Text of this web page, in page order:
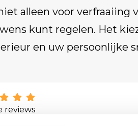
alleen voor
kunt regelen. Het
en uw persoonlijke
reviews